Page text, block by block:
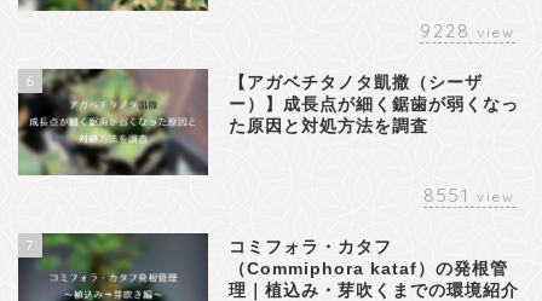
9228 view
6
【アガベチタノタ凱撒（シーザ
ー）】成長点が細く鋸歯が弱くなっ
た原因と対処方法を調査
8551 view
7
コミフォラ・カタフ
（Commiphora kataf）の発根管
理｜植込み・芽吹くまでの環境紹介